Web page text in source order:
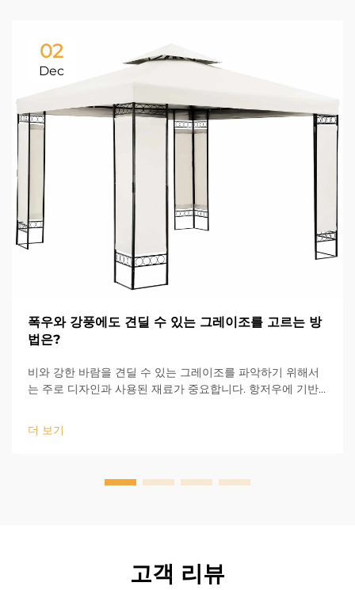
02
Dec
폭우와 강풍에도 견딜 수 있는 그레이조를 고르는 방
법은?
비와 강한 바람을 견딜 수 있는 그레이조를 파악하기 위해서
는 주로 디자인과 사용된 재료가 중요합니다. 항저우에 기반
유하고 있으며, 내구성의 첫 번째 요소가 무엇인지 잘 알고 있
습니다...
더 보기
고객 리뷰